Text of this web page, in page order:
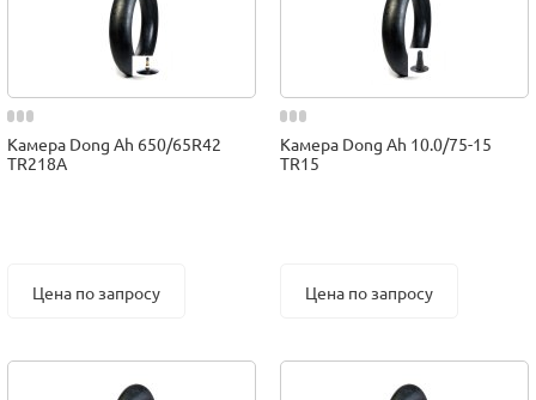
Камера Dong Ah 650/65R42
TR218A
Цена по запросу
Камера Dong Ah 10.0/75-15
TR15
Цена по запросу